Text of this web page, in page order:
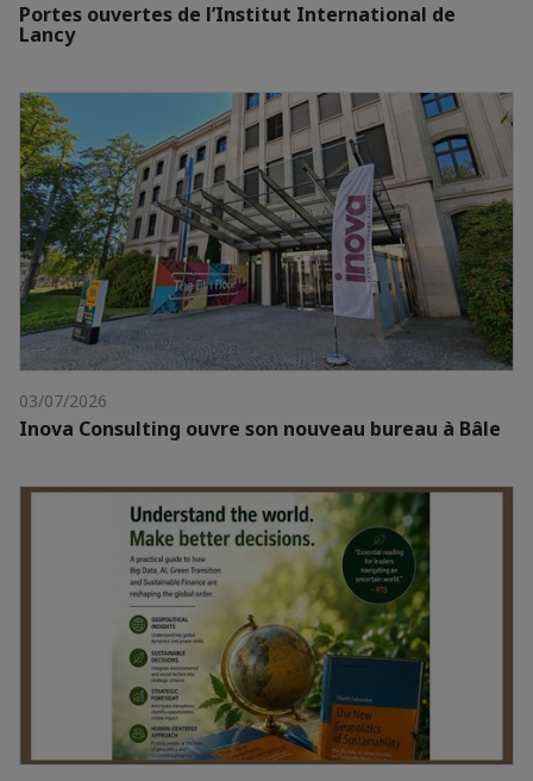
Portes ouvertes de l’Institut International de
Lancy
03/07/2026
Inova Consulting ouvre son nouveau bureau à Bâle